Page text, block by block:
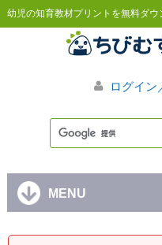
幼児の知育教材プリントを無料ダウ
ログイン
MENU